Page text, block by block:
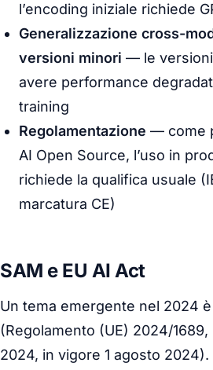
l’encoding iniziale richiede
Generalizzazione cross-
versioni minori — le versioni
avere performance
training
Regolamentazione — come
AI Open Source, l’uso in
richiede la qualifica usuale
marcatura CE)
SAM e EU AI Act
Un tema emergente nel 2024 è
(Regolamento (UE) 2024/
2024, in vigore 1 agosto 2024).